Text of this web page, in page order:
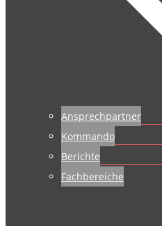
Ansprechpartner
Kommando
Berichte
Fachbereiche